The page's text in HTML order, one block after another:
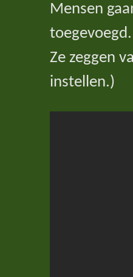
Mensen
Ze zeggen
instellen.)